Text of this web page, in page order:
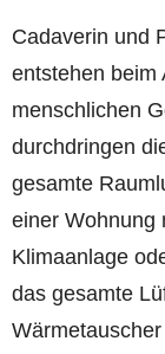
Cadaverin und
entstehen beim
menschlichen
durchdringen
gesamte
einer Wohnung
Klimaanlage
das gesamte